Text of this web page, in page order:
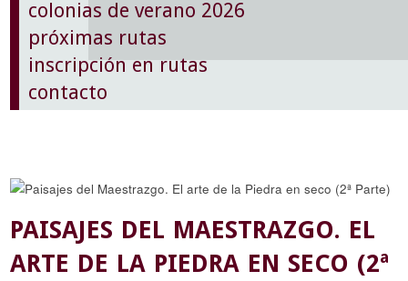
colonias de verano 2026
próximas rutas
inscripción en rutas
contacto
PAISAJES DEL MAESTRAZGO. EL
ARTE DE LA PIEDRA EN SECO (2ª